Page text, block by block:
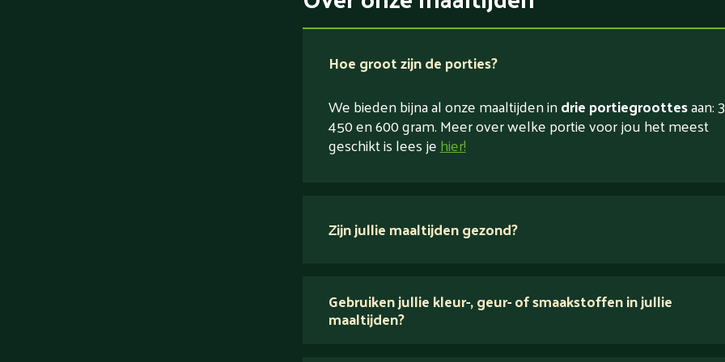
Hoe groot zijn de porties?
We bieden bijna al onze maaltijden indrie portiegroottesaan:
450 en 600 gram. Meer over welke portie voor jou het meest
geschikt is lees jehier!
Zijn jullie maaltijden gezond?
verse ingrediënten
Gebruiken jullie kleur-, geur- of smaakstoffen in jullie
maaltijden?